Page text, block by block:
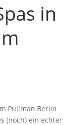
in
Pullman Berlin
(noch) ein echter